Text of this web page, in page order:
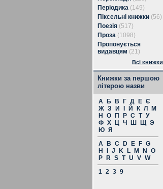
Періодика (149)
Піксельні книжки (56)
Поезія (517)
Проза (1098)
Пропонується
видавцям (21)
Всі книжки
Книжки за першою
літерою назви
А Б В Г Д Е Є
Ж З И Й К Л
М
Н
О П Р С Т У
Ф Х Ц Ч Ш Щ Э
Ю Я
A
B C D E F G
H
J K L M N
O
P
R S T U V W
1 2 3 9